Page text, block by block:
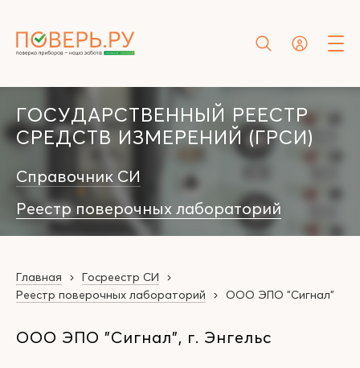
ГОСУДАРСТВЕННЫЙ РЕЕСТР
СРЕДСТВ ИЗМЕРЕНИЙ (ГРСИ)
Справочник СИ
Реестр поверочных лабораторий
Главная
Госреестр СИ
Реестр поверочных лабораторий
ООО ЭПО "Сигнал"
ООО ЭПО "Сигнал", г. Энгельс